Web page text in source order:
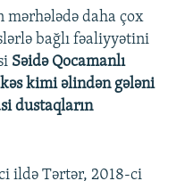
mərhələdə daha çox
bağlı fəaliyyətini
Səidə Qocamanlı
kimi əlindən gələni
dustaqların
ildə Tərtər, 2018-ci